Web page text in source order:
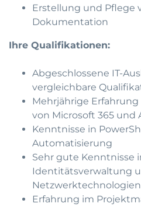
Erstellung und Pflege
Dokumentation
Ihre Qualifikationen:
Abgeschlossene IT-
vergleichbare
Mehrjährige
von Microsoft 365 und
Kenntnisse in
Automatisierung
Sehr gute Kenntnisse
Identitätsverwaltung
Netzwerktechnologien
Erfahrung im